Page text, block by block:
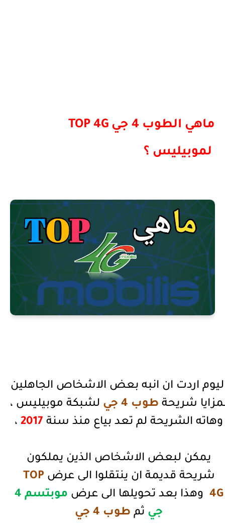
ماهي الطوب 4 جي
TOP 4G
لموبيليس ؟
اردت ان انبه بعض الاشخاص الجاهلين
شريحة طوب 4 جي
لشبكة موبيليس ،
وهاته الشريحة لم تعد بياع منذ سنة 2017 ،
يمكن لبعض الاشخاص الذين يملكون
شريحة قديمة ان ينتقلوا الى عرض TOP
4G وهذا بعد تحويلها الى عرض
موبتسم 4
جي ثم طوب 4 جي